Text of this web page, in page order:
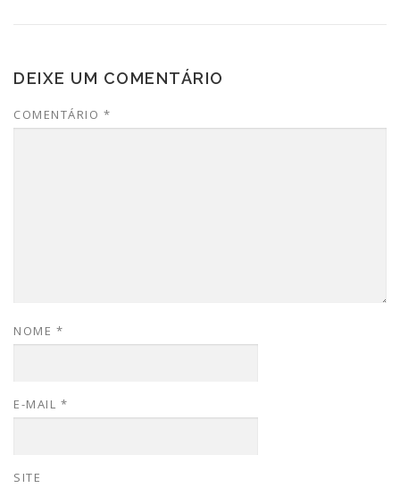
DEIXE UM COMENTÁRIO
COMENTÁRIO *
NOME *
E-MAIL *
SITE